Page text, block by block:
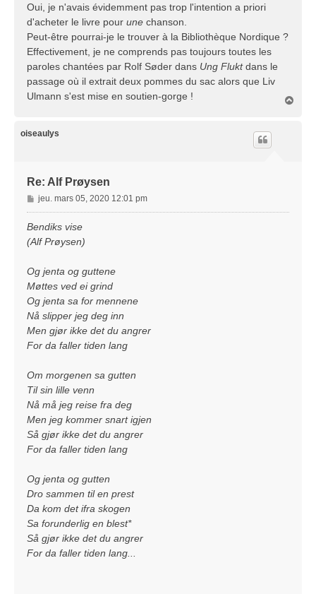
a
g
e
Oui, je n'avais évidemment pas trop l'intention a priori
d'acheter le livre pour une chanson.
Peut-être pourrai-je le trouver à la Bibliothèque Nordique ?
Effectivement, je ne comprends pas toujours toutes les
paroles chantées par Rolf Søder dans Ung Fluktdans le
passage où il extrait deux pommes du sac alors que Liv
Ulmann s'est mise en soutien-gorge !
oiseaulys
Re: Alf Prøysen
M
e
s
s
e
jeu. mars 05, 2020 12:01 pm
Bendiks vise
(Alf Prøysen)
Og jenta og guttene
Møttes ved ei grind
Og jenta sa for mennene
Nå slipper jeg deg inn
Men gjør ikke det du angrer
For da faller tiden lang
Om morgenen sa gutten
Til sin lille venn
Nå må jeg reise fra deg
Men jeg kommer snart igjen
Så gjør ikke det du angrer
For da faller tiden lang
Og jenta og gutten
Dro sammen til en prest
Da kom det ifra skogen
Sa forunderlig en blest*
Så gjør ikke det du angrer
For da faller tiden lang...